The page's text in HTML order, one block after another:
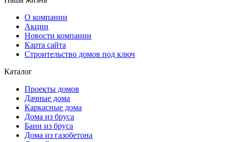
О компании
Акции
Новости компании
Карта сайта
Строительство домов под ключ
Каталог
Проекты домов
Дачные дома
Каркасные дома
Дома из бруса
Бани из бруса
Дома из газобетона